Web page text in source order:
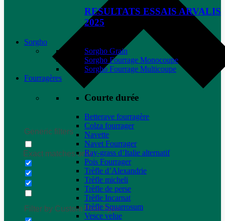
Generic filters
Exact matches only
Filter by Custom Post Type
RESULTATS ESSAIS ARVALIS
2025
Sorgho
Sorgho Grain
Sorgho Fourrage Monocoupe
Sorgho Fourrage Multicoupe
Fourragères
Courte durée
Betterave fourragère
Colza fourrager
Navette
Navet Fourrager
Ray-grass d’Italie alternatif
Pois Fourrager
Trèfle d’Alexandrie
Trèfle micheli
Trèfle de perse
Trèfle Incarnat
Trèfle Squarrosum
Vesce velue